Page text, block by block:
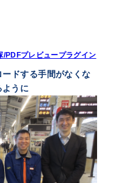
/PDFプレビュープラグイン
ドする手間がなくな
ように